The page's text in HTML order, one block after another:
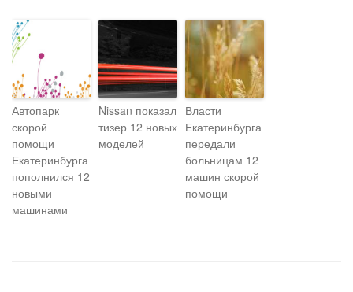
Автопарк
скорой
помощи
Екатеринбурга
пополнился 12
новыми
машинами
Nissan показал
тизер 12 новых
моделей
Власти
Екатеринбурга
передали
больницам 12
машин скорой
помощи